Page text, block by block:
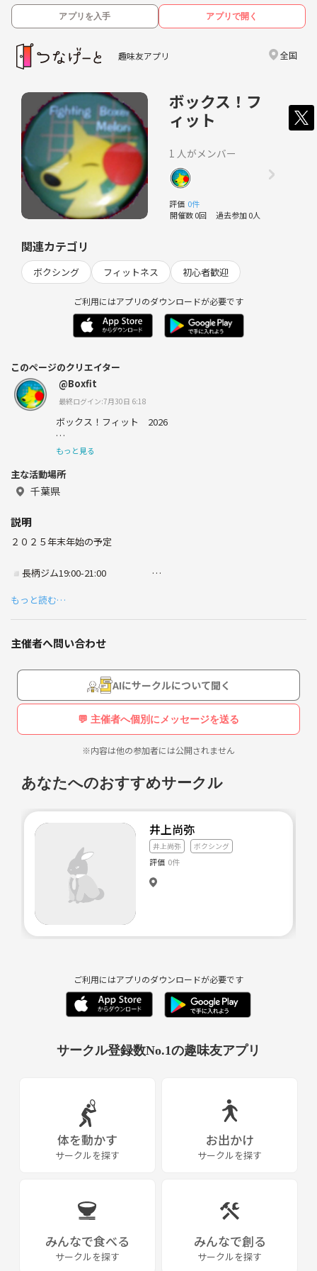
アプリを入手 アプリで開く
趣味友アプリ 全国
ボックス！フ
ィット
1 人がメンバー
評価 0件
開催数 0回 過去参加 0人
関連カテゴリ
ボクシング フィットネス 初心者歓迎
ご利用にはアプリのダウンロードが必要です
このページのクリエイター
@Boxfit
最終ログイン:7月30日 6:18
ボックス！フィット 2026
新しいメンバーは常に募集中です。
初心者から経験者まで
◽️おゆみ野公民館 2階 19:00-20:30
場所 ； https://x.gd/x9ibR
■あすみが丘プラザ19:00-20:30
3階の集会室
開催 ： 毎週 土曜日
場所 ； https://x.gd/qfLOr
https://melon.mu-sashi.com/
もっと見る
主な活動場所
千葉県
説明
２０２５年末年始の予定
◽️長柄ジム19:00-21:00
長柄町 刑部 1347−5
場所 ；https://x.gd/fqvXD
休み ： 2026年 １/１(木曜日)、1/4(日曜日）
◽️おゆみ野公民館 2階 19:00-20:30
毎週 水曜日
休み ： 12/24， 12/31 、
2026年 1/3
■あすみが丘プラザ19:00-20:30
3階の集会室
開催 ： 毎週 土曜日
https://x.gd/qfLOr
休み ： 2026年 1/3
もっと読む…
主催者へ問い合わせ
AIにサークルについて聞く
💬 主催者へ個別にメッセージを送る
※内容は他の参加者には公開されません
あなたへのおすすめサークル
井上尚弥
井上尚弥 ボクシング
評価 0件
ご利用にはアプリのダウンロードが必要です
サークル登録数No.1の趣味友アプリ
体を動かす
サークルを探す
お出かけ
サークルを探す
みんなで食べる
サークルを探す
みんなで創る
サークルを探す